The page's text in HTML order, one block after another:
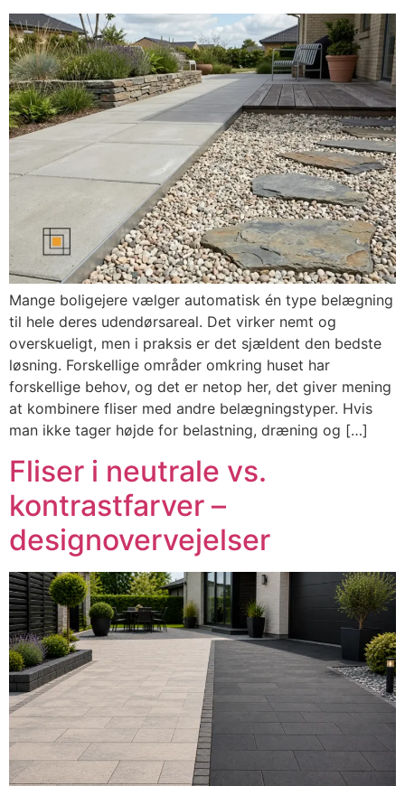
Mange boligejere vælger automatisk én type belægning
til hele deres udendørsareal. Det virker nemt og
overskueligt, men i praksis er det sjældent den bedste
løsning. Forskellige områder omkring huset har
forskellige behov, og det er netop her, det giver mening
at kombinere fliser med andre belægningstyper. Hvis
man ikke tager højde for belastning, dræning og […]
Fliser i neutrale vs.
kontrastfarver –
designovervejelser